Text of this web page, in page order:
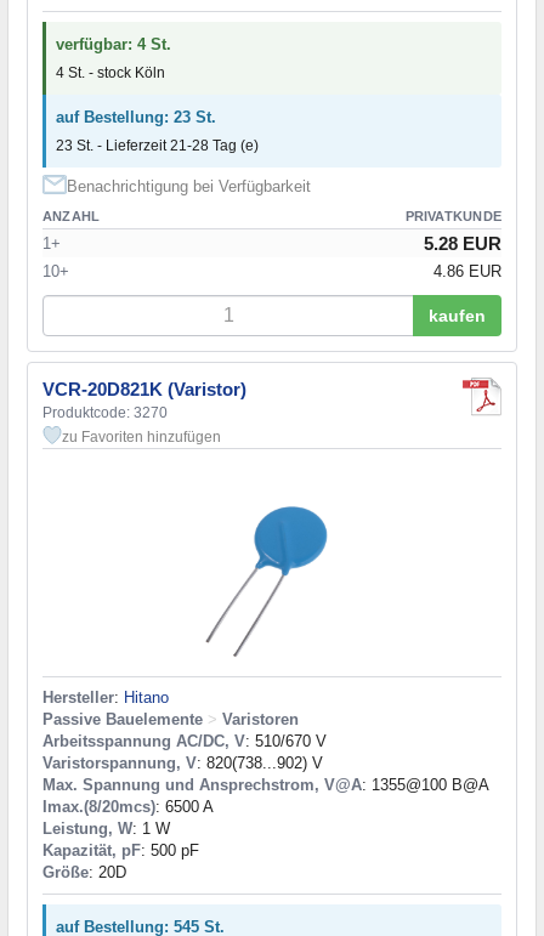
verfügbar: 4 St.
4 St. - stock Köln
auf Bestellung: 23 St.
23 St. - Lieferzeit 21-28 Tag (e)
Benachrichtigung bei Verfügbarkeit
ANZAHL PRIVATKUNDE
1+ 5.28 EUR
10+ 4.86 EUR
kaufen
VCR-20D821K (Varistor)
Produktcode: 3270
zu Favoriten hinzufügen
Hersteller: Hitano
Passive Bauelemente > Varistoren
Arbeitsspannung AC/DC, V: 510/670 V
Varistorspannung, V: 820(738...902) V
Max. Spannung und Ansprechstrom, V@A: 1355@100 B@A
Imax.(8/20mcs): 6500 A
Leistung, W: 1 W
Kapazität, pF: 500 pF
Größe: 20D
auf Bestellung: 545 St.